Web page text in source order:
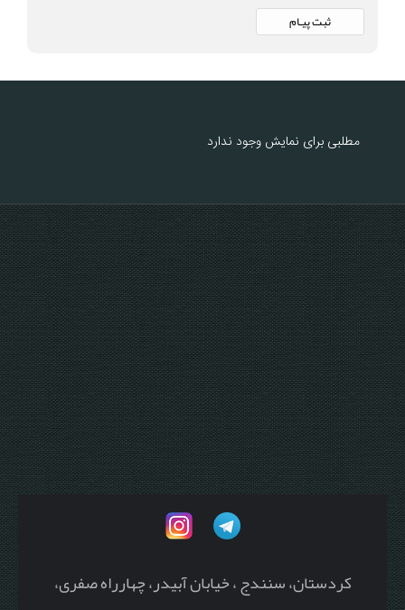
مطلبی برای نمایش وجود ندارد
کردستان، سنندج ، خیابان آبیدر، چهارراه صفری،